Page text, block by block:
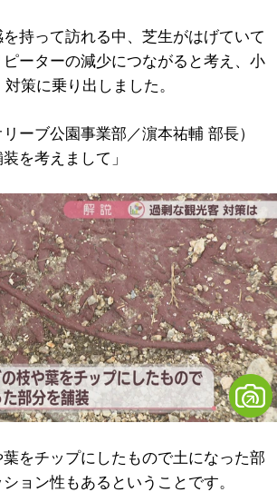
持って訪れる中、芝生がはげていて
ーターの減少につながると考え、小
策に乗り出しました。
リーブ公園事業部／濵本祐輔 部長）
を考えまして」
をチップにしたもので土になった部
ョン性もあるということです。